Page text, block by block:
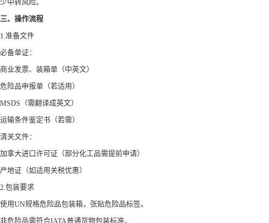
少中转风险。
三、操作流程
1.准备文件
必备单证：
商业发票、装箱单（中英文）
危险品申报单（若适用）
MSDS（需翻译成英文）
运输条件鉴定书（若需）
清关文件：
加拿大进口许可证（部分化工品需提前申请）
产地证（如适用关税优惠）
2.包装要求
使用UN规格危险品包装箱，张贴危险品标签。
非危险品需符合IATA普通货物包装标准。